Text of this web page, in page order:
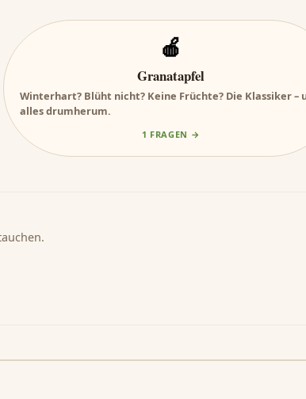
🍎
Granatapfel
Winterhart? Blüht nicht? Keine Früchte? Die Klassiker –
alles drumherum.
1 FRAGEN →